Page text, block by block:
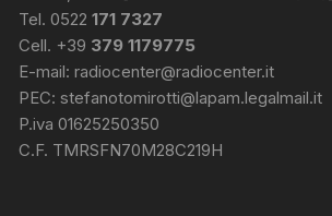
Tel. 0522171 7327
Cell. +39 379 1179775
E-mail:radiocenter@radiocenter.it
PEC:stefanotomirotti@lapam.legalmail.it
P.iva 01625250350
C.F. TMRSFN70M28C219H